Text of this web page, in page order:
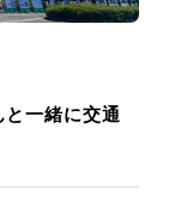
一緒に交通